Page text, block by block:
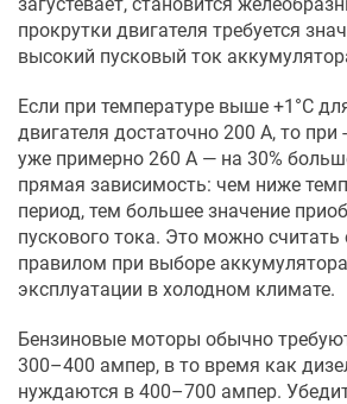
прокрутки двигателя требуется
высокий пусковый ток
Если при температуре выше +1°C
двигателя достаточно 200 А, то при
уже примерно 260 А — на 30%
прямая зависимость: чем ниже
период, тем большее значение
пускового тока. Это можно
правилом при выборе
эксплуатации в холодном климате.
Бензиновые моторы обычно
300–400 ампер, в то время как
нуждаются в 400–700 ампер.